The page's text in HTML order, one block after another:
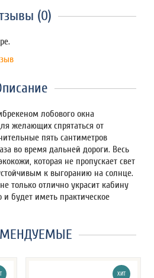
(0)
лобового окна
желающих спрятаться от
пять сантиметров
во время дальней дороги. Весь
которая не пропускает свет
к выгоранию на солнце.
только отлично украсит кабину
и будет иметь практическое
ХИТ